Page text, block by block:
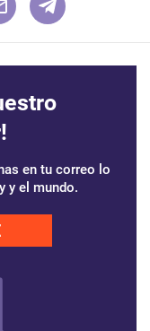
en tu correo lo
y el mundo.